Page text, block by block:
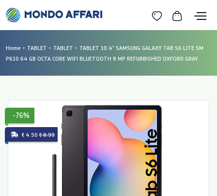
Home TABLET TABLET
TABLET 10.4" SAMSUNG GALAXY TAB S6 LITE SM
P610 64 GB OCTA CORE WIFI BLUETOOTH 8 MP REFURBISHED OXFORD GRAY
-76%
€ 4.50 € 8.99